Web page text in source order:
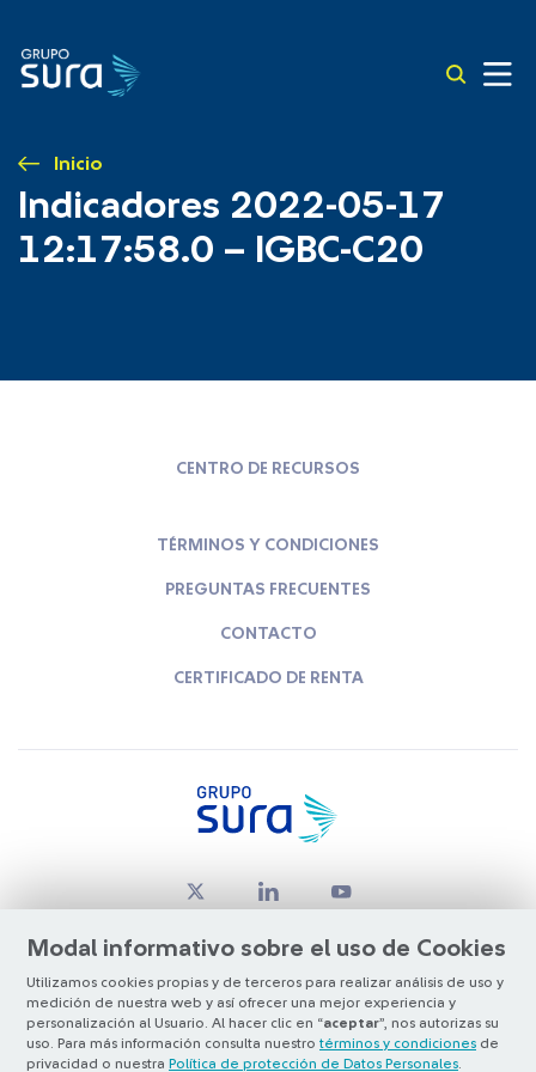
Inicio
Indicadores 2022-05-17
12:17:58.0 – IGBC-C20
Modal informativo sobre el uso de Cookies
Utilizamos cookies propias y de terceros para realizar análisis de uso y
medición de nuestra web y así ofrecer una mejor experiencia y
personalización al Usuario. Al hacer clic en “aceptar”, nos autorizas su
uso. Para más información consulta nuestro términos y condiciones de
privacidad o nuestra Política de protección de Datos Personales
CENTRO DE RECURSOS
TÉRMINOS Y CONDICIONES
PREGUNTAS FRECUENTES
CONTACTO
CERTIFICADO DE RENTA
© Copyright Grupo SURA 2026